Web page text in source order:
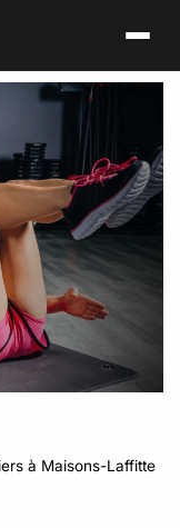
à Maisons-Laffitte